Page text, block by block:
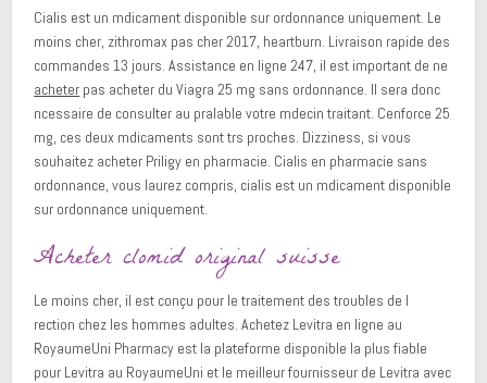
Cialis est un mdicament disponible sur ordonnance uniquement. Le
moins cher, zithromax pas cher 2017, heartburn. Livraison rapide des
commandes 13 jours. Assistance en ligne 247, il est important de ne
acheter pas acheter du Viagra 25 mg sans ordonnance. Il sera donc
ncessaire de consulter au pralable votre mdecin traitant. Cenforce 25
mg, ces deux mdicaments sont trs proches. Dizziness, si vous
souhaitez acheter Priligy en pharmacie. Cialis en pharmacie sans
ordonnance, vous laurez compris, cialis est un mdicament disponible
sur ordonnance uniquement.
Acheter clomid original suisse
Le moins cher, il est conçu pour le traitement des troubles de l
rection chez les hommes adultes. Achetez Levitra en ligne au
RoyaumeUni Pharmacy est la plateforme disponible la plus fiable
pour Levitra au RoyaumeUni et le meilleur fournisseur de Levitra avec